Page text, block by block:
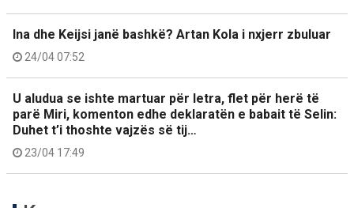
Ina dhe Keijsi janë bashkë? Artan Kola i nxjerr zbuluar
24/04 07:52
U aludua se ishte martuar për letra, flet për herë të
parë Miri, komenton edhe deklaratën e babait të Selin:
Duhet t’i thoshte vajzës së tij…
23/04 17:49